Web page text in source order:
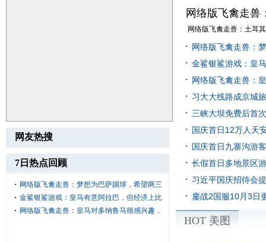
网友热搜
7日热点回顾
网络版飞禽走兽：梦想为巴萨踢球，希望两三
金鲨银鲨游戏：皇马有意阿拉巴，但经济上比
网络版飞禽走兽：皇马对多纳鲁马很感兴趣，
网络版飞禽走兽
网络版飞禽走兽：土耳
网络版飞禽走兽：
[国际新闻]
金鲨银鲨游戏：皇
[国内新闻]
网络版飞禽走兽：
[新闻资讯]
习大大线路成京城
闻]
三峡大坝免费后首
国庆首日12万人天
内新闻]
国庆首日九寨沟游
长假首日多地景区
闻]
习近平国庆招待会
闻]
鏖战2国服10月3日
HOT 美图